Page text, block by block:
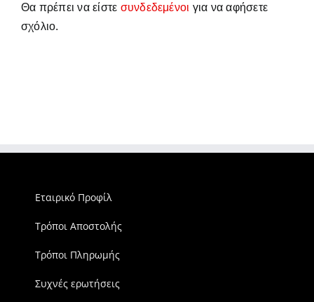
Θα πρέπει να είστε συνδεδεμένοι για να αφήσετε
σχόλιο.
Εταιρικό Προφίλ
Τρόποι Αποστολής
Τρόποι Πληρωμής
Συχνές ερωτήσεις